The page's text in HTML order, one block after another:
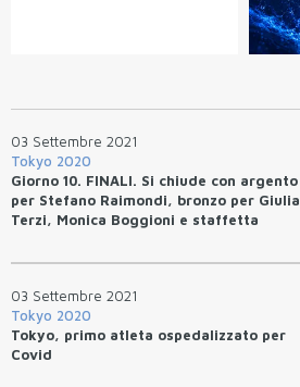
03 Settembre 2021
Tokyo 2020
Giorno 10. FINALI. Si chiude con argento
per Stefano Raimondi, bronzo per Giulia
Terzi, Monica Boggioni e staffetta
03 Settembre 2021
Tokyo 2020
Tokyo, primo atleta ospedalizzato per
Covid